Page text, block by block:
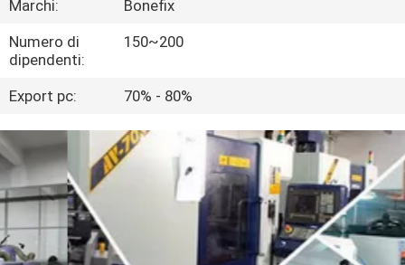
NOI
GIRO
DELLA
FABBRICA
CONTROLLO
DI
QUALITÀ
Marchi:
Bonefix
Numero di
dipendenti:
150~200
Export pc: 70% - 80%